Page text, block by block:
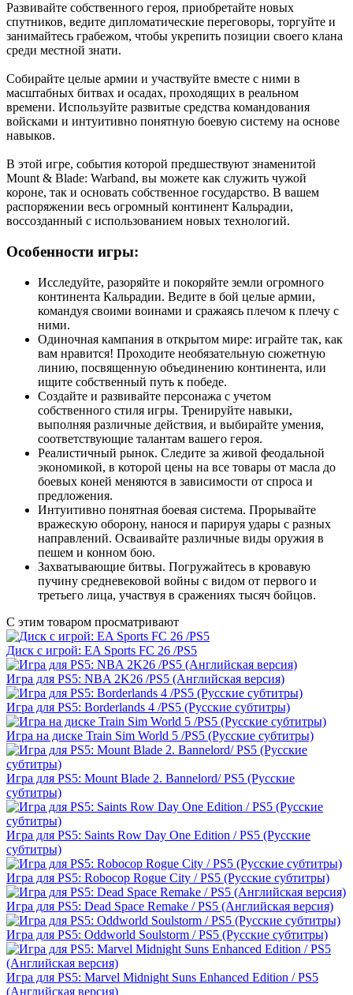
Развивайте собственного героя, приобретайте новых
спутников, ведите дипломатические переговоры, торгуйте и
занимайтесь грабежом, чтобы укрепить позиции своего клана
среди местной знати.
Собирайте целые армии и участвуйте вместе с ними в
масштабных битвах и осадах, проходящих в реальном
времени. Используйте развитые средства командования
войсками и интуитивно понятную боевую систему на основе
навыков.
В этой игре, события которой предшествуют знаменитой
Mount & Blade: Warband, вы можете как служить чужой
короне, так и основать собственное государство. В вашем
распоряжении весь огромный континент Кальрадии,
воссозданный с использованием новых технологий.
Особенности игры:
Исследуйте, разоряйте и покоряйте земли огромного
континента Кальрадии. Ведите в бой целые армии,
командуя своими воинами и сражаясь плечом к плечу с
ними.
Одиночная кампания в открытом мире: играйте так, как
вам нравится! Проходите необязательную сюжетную
линию, посвященную объединению континента, или
ищите собственный путь к победе.
Создайте и развивайте персонажа с учетом
собственного стиля игры. Тренируйте навыки,
выполняя различные действия, и выбирайте умения,
соответствующие талантам вашего героя.
Реалистичный рынок. Следите за живой феодальной
экономикой, в которой цены на все товары от масла до
боевых коней меняются в зависимости от спроса и
предложения.
Интуитивно понятная боевая система. Прорывайте
вражескую оборону, нанося и парируя удары с разных
направлений. Осваивайте различные виды оружия в
пешем и конном бою.
Захватывающие битвы. Погружайтесь в кровавую
пучину средневековой войны с видом от первого и
третьего лица, участвуя в сражениях тысяч бойцов.
С этим товаром просматривают
Диск с игрой: EA Sports FC 26 /PS5
Игра для PS5: NBA 2K26 /PS5 (Английская версия)
Игра для PS5: Borderlands 4 /PS5 (Русские субтитры)
Игра на диске Train Sim World 5 /PS5 (Русские субтитры)
Игра для PS5: Mount Blade 2. Bannelord/ PS5 (Русские
субтитры)
Игра для PS5: Saints Row Day One Edition / PS5 (Русские
субтитры)
Игра для PS5: Robocop Rogue City / PS5 (Русские субтитры)
Игра для PS5: Dead Space Remake / PS5 (Английская версия)
Игра для PS5: Oddworld Soulstorm / PS5 (Русские субтитры)
Игра для PS5: Marvel Midnight Suns Enhanced Edition / PS5
(Английская версия)